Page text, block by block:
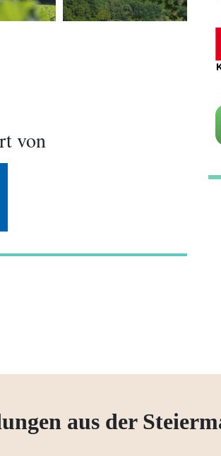
von
aus der